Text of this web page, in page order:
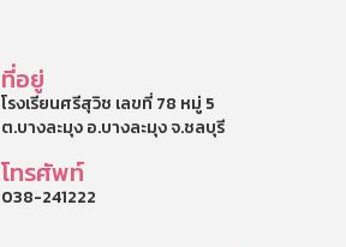
ที่อยู่
โรงเรียนศรีสุวิช เลขที่ 78 หมู่ 5
ต.บางละมุง อ.บางละมุง จ.ชลบุรี
โทรศัพท์
038-241222